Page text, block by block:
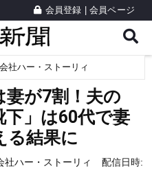
会員登録 会員ページ
社ハー・ストーリィ
妻が7割！夫の
下」は60代で妻
る結果に
社ハー・ストーリィ
配信日時: